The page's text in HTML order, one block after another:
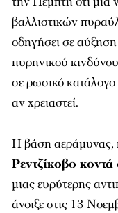
βαλλιστικών
οδηγήσει σε
πυρηνικού
σε ρωσικό
αν χρειαστεί.
Η βάση αεράμυνας,
Ρεντζίκοβο κοντά
μιας ευρύτερης
άνοιξε στις 13